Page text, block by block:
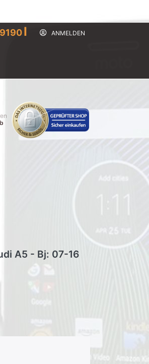
I ANMELDEN
A5 - Bj: 07-16